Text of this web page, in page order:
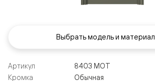
Артикул
8403 МОТ
Кромка
Обычная
Выбрать модель и материал